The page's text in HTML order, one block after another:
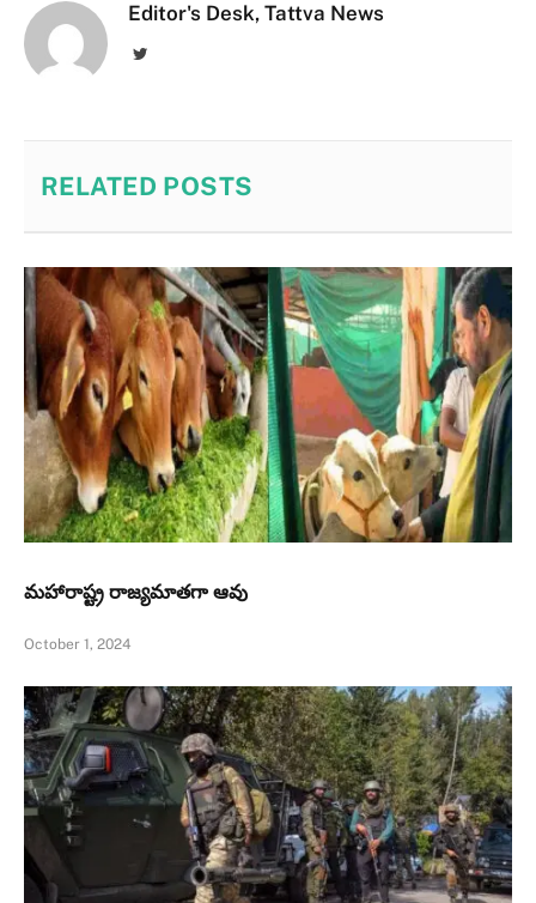
Editor's Desk, Tattva News
Twitter
RELATED POSTS
మహారాష్ట్ర రాజ్యమాతగా ఆవు
October 1, 2024